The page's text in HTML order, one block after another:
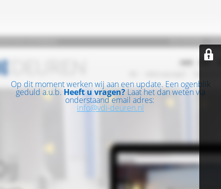
Op dit moment werken wij aan een update. Een ogenblik
geduld a.u.b. Heeft u vragen? Laat het dan weten via
onderstaand email adres:
info@vdi-deuren.nl